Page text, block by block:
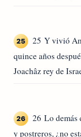
25
25 Y vivió
quince años
Joachâz rey de
26
26 Lo demás
y postreros, ¿no